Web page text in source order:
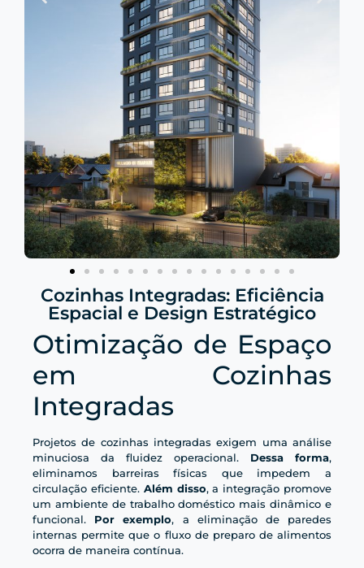
Cozinhas Integradas: Eficiência
Espacial e Design Estratégico
Otimização de Espaço
em Cozinhas
Integradas
Projetos de cozinhas integradas exigem uma análise
minuciosa da fluidez operacional. Dessa forma,
eliminamos barreiras físicas que impedem a
circulação eficiente. Além disso, a integração promove
um ambiente de trabalho doméstico mais dinâmico e
funcional. Por exemplo, a eliminação de paredes
internas permite que o fluxo de preparo de alimentos
ocorra de maneira contínua.